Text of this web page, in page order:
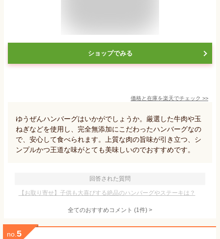
ショップでみる
価格と在庫を楽天でチェック >>
ゆうぜんハンバーグはいかがでしょうか。厳選した牛肉や玉
ねぎなどを使用し、完全無添加にこだわったハンバーグなの
で、安心して食べられます。上質な肉の旨味が引き立つ、シ
ンプルかつ王道な味がとても美味しいのでおすすめです。
回答された質問
【お取り寄せ】子供も大喜びする絶品のハンバーグやステーキは？
全てのおすすめコメント (1件) >
no. 5